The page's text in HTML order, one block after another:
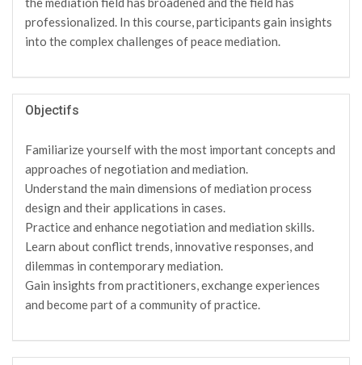
professionalized. In this course, participants gain insights
into the complex challenges of peace mediation.
Objectifs
Familiarize yourself with the most important concepts and
approaches of negotiation and mediation.
Understand the main dimensions of mediation process
design and their applications in cases.
Practice and enhance negotiation and mediation skills.
Learn about conflict trends, innovative responses, and
dilemmas in contemporary mediation.
Gain insights from practitioners, exchange experiences
and become part of a community of practice.